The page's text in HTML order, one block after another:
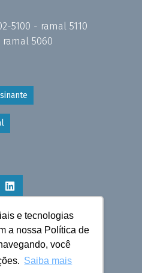
e tecnologias
a nossa Política de
você
Saiba mais
5100 - ramal 5110
ramal 5060